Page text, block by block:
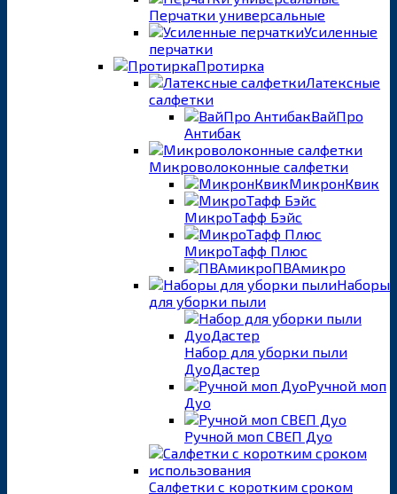
Перчатки универсальные
Усиленные
перчатки
Протирка
Латексные
салфетки
ВайПро
Антибак
Микроволоконные салфетки
МикронКвик
МикроТафф Бэйс
МикроТафф Плюс
ПВАмикро
Наборы
для уборки пыли
Набор для уборки пыли
ДуоДастер
Ручной моп
Дуо
Ручной моп СВЕП Дуо
Салфетки с коротким сроком